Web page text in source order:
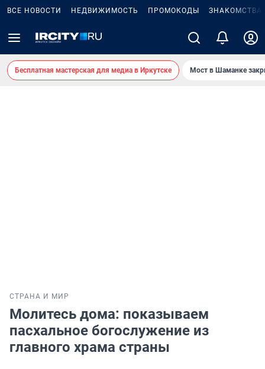
ВСЕ НОВОСТИ НЕДВИЖИМОСТЬ ПРОМОКОДЫ ЗНАКОМСТВА
Бесплатная мастерская для медиа в Иркутске Мост в Шаманке
СТРАНА И МИР
Молитесь дома: показываем
пасхальное богослужение из
главного храма страны